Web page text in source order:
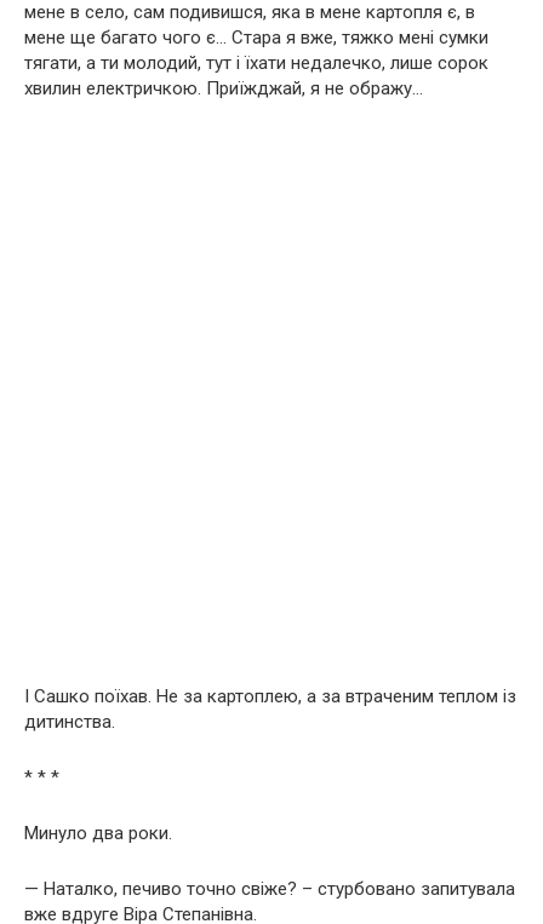
мене в село, сам подивишся, яка в мене картопля є, в
мене ще багато чого є… Стара я вже, тяжко мені сумки
тягати, а ти молодий, тут і їхати недалечко, лише сорок
хвилин електричкою. Приїжджай, я не ображу…
І Сашко поїхав. Не за картоплею, а за втраченим теплом із
дитинства.
* * *
Минуло два роки.
— Наталко, печиво точно свіже? – стурбовано запитувала
вже вдруге Віра Степанівна.